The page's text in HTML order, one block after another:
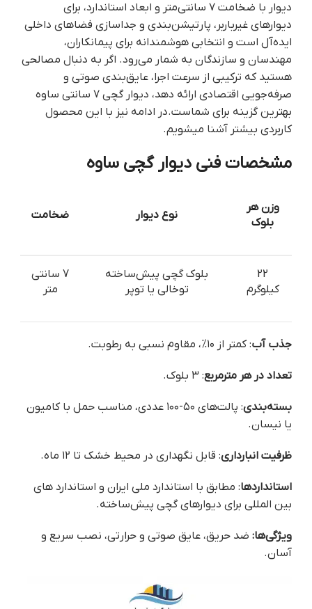
دیوار با ضخامت ۷ سانتی‌متر و ابعاد استاندارد، برای
دیوارهای غیرباربر، پارتیشن‌بندی و جداسازی فضاهای داخلی
ایده‌آل است و انتخابی هوشمندانه برای پیمانکاران،
مهندسان و سازندگان به شمار می‌رود. اگر به دنبال مصالحی
هستید که ترکیبی از سرعت اجرا، عایق‌بندی صوتی و
صرفه‌جویی اقتصادی ارائه دهد، دیوار گچی ۷ سانتی ساوه
بهترین گزینه برای شماست.در ادامه نیز با این محصول
کاربردی بیشتر آشنا میشویم.
مشخصات فنی دیوار گچی ساوه
وزن هر
بلوک
نوع دیوار ضخامت
22
کیلوگرم
بلوک گچی پیش‌ساخته
توخالی یا توپر
7 سانتی
متر
جذب آب: کمتر از ۱۰%، مقاوم نسبی به رطوبت.
تعداد در هر مترمربع: ۳ بلوک.
بسته‌بندی
: پالت‌های ۵۰-۱۰۰ عددی، مناسب حمل با کامیون
یا نیسان.
ظرفیت انبارداری: قابل نگهداری در محیط خشک تا ۱۲ ماه.
استانداردها: مطابق با استاندارد ملی ایران و استاندارد های
بین المللی برای دیوارهای گچی پیش‌ساخته.
ویژگی‌ها: ضد حریق، عایق صوتی و حرارتی، نصب سریع و
آسان.